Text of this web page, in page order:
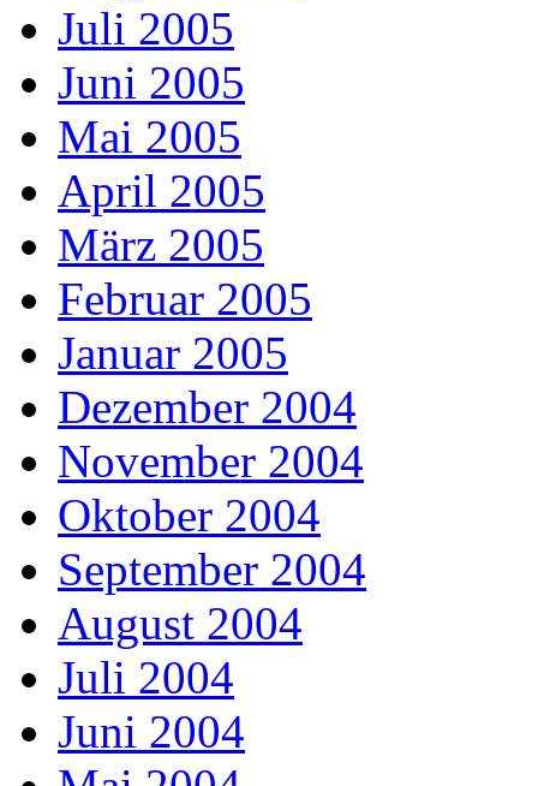
Juli 2005
Juni 2005
Mai 2005
April 2005
März 2005
Februar 2005
Januar 2005
Dezember 2004
November 2004
Oktober 2004
September 2004
August 2004
Juli 2004
Juni 2004